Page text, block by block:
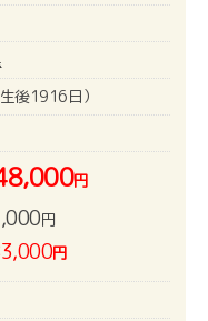
後1916日）
円
円
円